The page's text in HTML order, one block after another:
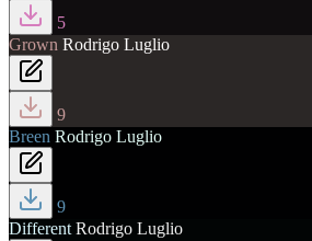
5
Grown Rodrigo Luglio
9
Breen Rodrigo Luglio
9
Different Rodrigo Luglio